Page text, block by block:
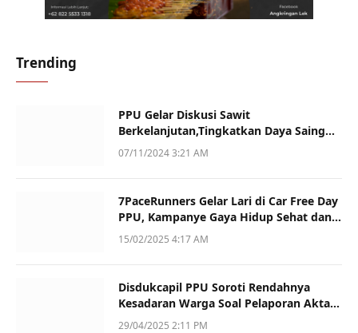
Trending
PPU Gelar Diskusi Sawit
Berkelanjutan,Tingkatkan Daya Saing
dan Kualitas
07/11/2024 3:21 AM
7PaceRunners Gelar Lari di Car Free Day
PPU, Kampanye Gaya Hidup Sehat dan
Dukung UMKM
15/02/2025 4:17 AM
Disdukcapil PPU Soroti Rendahnya
Kesadaran Warga Soal Pelaporan Akta
Kematian
29/04/2025 2:11 PM